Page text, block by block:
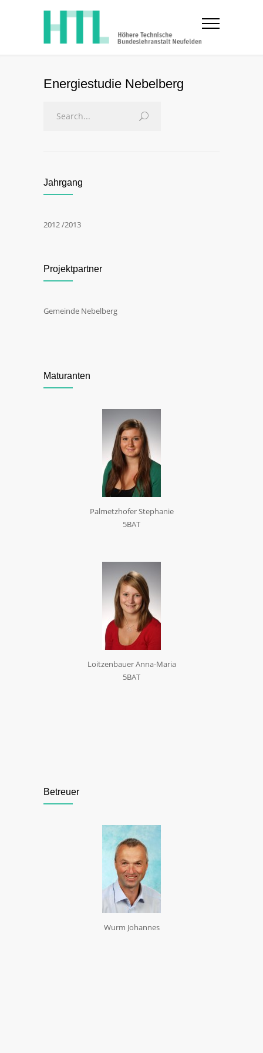
Energiestudie Nebelberg
Jahrgang
2012 /2013
Projektpartner
Gemeinde Nebelberg
Maturanten
Palmetzhofer Stephanie
5BAT
Loitzenbauer Anna-Maria
5BAT
Betreuer
Wurm Johannes